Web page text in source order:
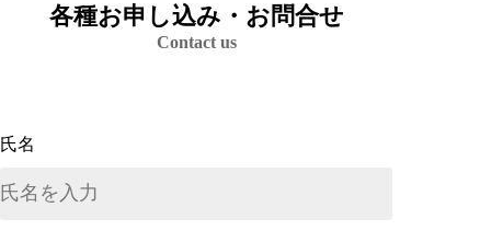
各種お申し込み・お問合せ
Contact us
氏名